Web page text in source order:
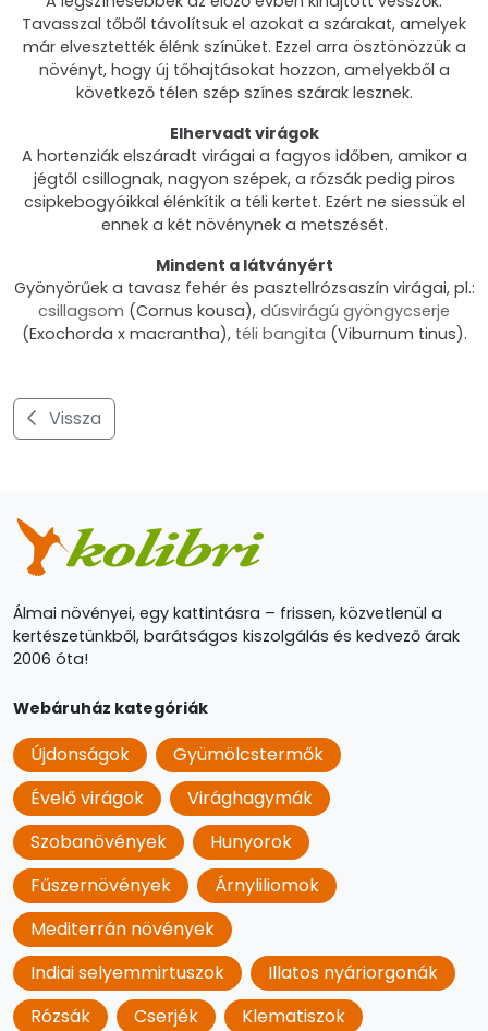
Tavasszal tőből távolítsuk el azokat a szárakat, amelyek
már elvesztették élénk színüket. Ezzel arra ösztönözzük a
növényt, hogy új tőhajtásokat hozzon, amelyekből a
következő télen szép színes szárak lesznek.
Elhervadt virágok
A hortenziák elszáradt virágai a fagyos időben, amikor a
jégtől csillognak, nagyon szépek, a rózsák pedig piros
csipkebogyóikkal élénkítik a téli kertet. Ezért ne siessük el
ennek a két növénynek a metszését.
Mindent a látványért
Gyönyörűek a tavasz fehér és pasztellrózsaszín virágai, pl.:
csillagsom (Cornus kousa), dúsvirágú gyöngycserje
(Exochorda x macrantha), téli bangita (Viburnum tinus).
Vissza
Álmai növényei, egy kattintásra – frissen, közvetlenül a
kertészetünkből, barátságos kiszolgálás és kedvező árak
2006 óta!
Webáruház kategóriák
Újdonságok
Gyümölcstermők
Évelő virágok
Virághagymák
Szobanövények
Hunyorok
Fűszernövények
Árnyliliomok
Mediterrán növények
Indiai selyemmirtuszok
Illatos nyáriorgonák
Rózsák
Cserjék
Klematiszok